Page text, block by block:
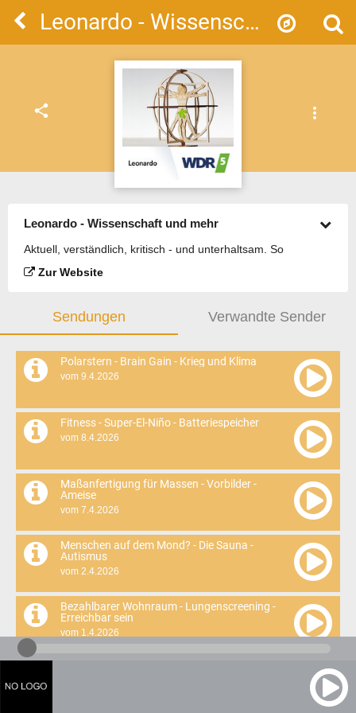
Leonardo - Wissenschaft und mehr
share more_vert
Leonardo - Wissenschaft und mehr
Aktuell, verständlich, kritisch - und unterhaltsam. So
spannend kann Wissenschaft sein! WDR 5, Montags bis
Zur Website
Sendungen Verwandte Sender
Polarstern - Brain Gain - Krieg und Klima
vom 9.4.2026
Fitness - Super-El-Niño - Batteriespeicher
vom 8.4.2026
Maßanfertigung für Massen - Vorbilder -
Ameise
vom 7.4.2026
Menschen auf dem Mond? - Die Sauna -
Autismus
vom 2.4.2026
Bezahlbarer Wohnraum - Lungenscreening -
Erreichbar sein
vom 1.4.2026